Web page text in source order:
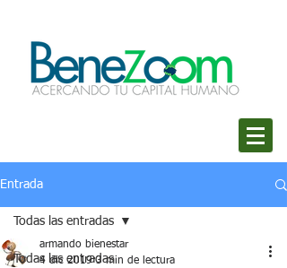
Entrada
Todas las entradas
Todas las entradas
armando bienestar
4 dic 2019 3 min de lectura